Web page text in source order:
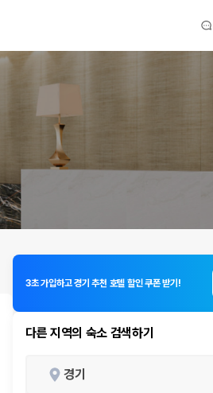
3초 가입하고 경기 추천 호텔 할인 쿠폰 받기!
다른 지역의 숙소 검색하기
경기